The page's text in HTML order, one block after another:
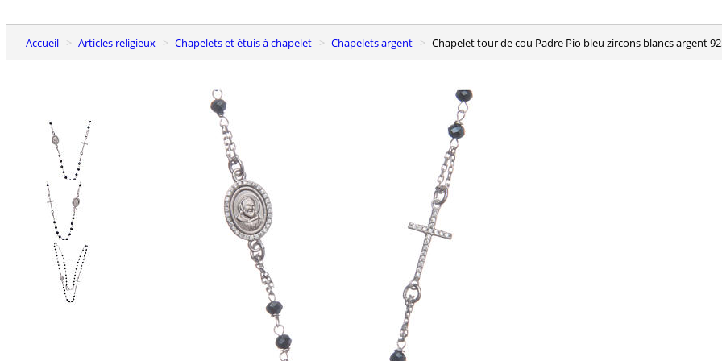
Accueil Articles religieux Chapelets et étuis à chapelet Chapelets argent Chapelet tour de cou Padre Pio bleu zircons blancs argent